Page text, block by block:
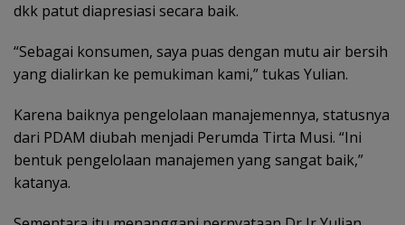
dkk patut diapresiasi secara baik.
“Sebagai konsumen, saya puas dengan mutu air bersih
yang dialirkan ke pemukiman kami,” tukas Yulian.
Karena baiknya pengelolaan manajemennya, statusnya
dari PDAM diubah menjadi Perumda Tirta Musi. “Ini
bentuk pengelolaan manajemen yang sangat baik,”
katanya.